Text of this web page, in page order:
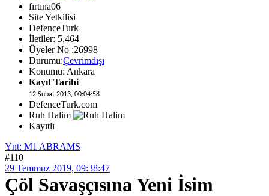
fırtına06
Site Yetkilisi
DefenceTurk
İletiler: 5,464
Üyeler No :26998
Durumu:Çevrimdışı
Konumu: Ankara
Kayıt Tarihi
12 Şubat 2013, 00:04:58
DefenceTurk.com
Ruh Halim
Kayıtlı
Ynt: M1 ABRAMS
#110
29 Temmuz 2019, 09:38:47
Çöl Savaşçısına Yeni İsim